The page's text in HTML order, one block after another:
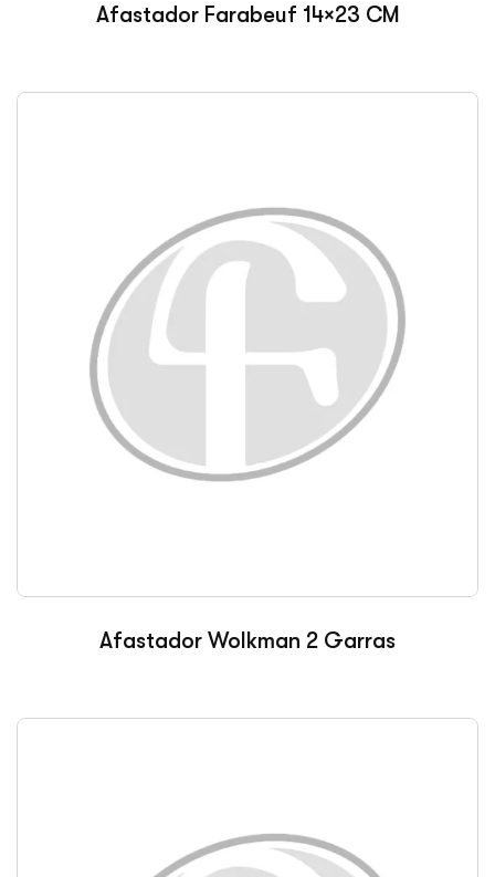
Afastador Farabeuf 14×23 CM
Afastador Wolkman 2 Garras